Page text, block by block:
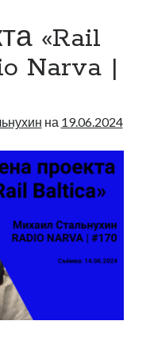
стенограмма
|
Narva
«Rail
Narva |
на 19.06.2024